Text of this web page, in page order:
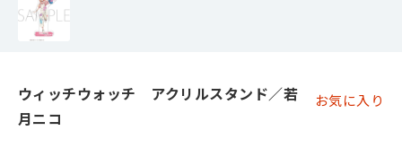
ウィッチウォッチ アクリルスタンド／若
月ニコ
お気に入り